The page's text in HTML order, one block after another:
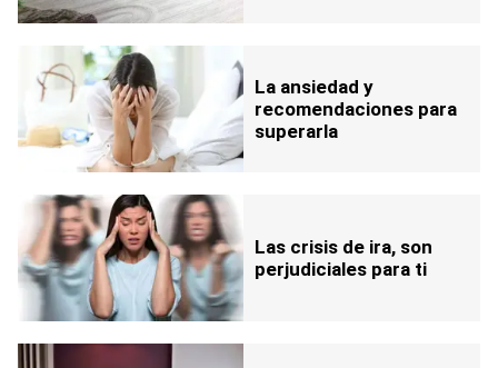
La ansiedad y
recomendaciones para
superarla
Las crisis de ira, son
perjudiciales para ti